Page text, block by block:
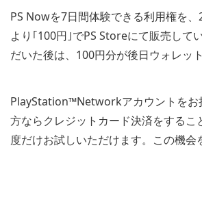
PS Nowを7日間体験できる利用権を
より｢100円｣でPS Storeにて販売して
だいた後は、100円分が後日ウォレッ
PlayStation™Networkアカウントをお
方ならクレジットカード決済をするこ
度だけお試しいただけます。この機会